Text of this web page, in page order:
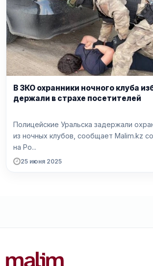
В ЗКО охранники ночного клуба
держали в страхе посетителей
Полицейские Уральска задержали
из ночных клубов, сообщает Malim.kz
на Po...
25 июня 2025